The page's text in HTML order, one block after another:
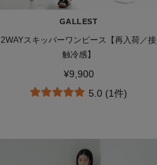
GALLEST
2WAYスキッパーワンピース【再入荷／接
触冷感】
¥9,900
5.0 (1件)